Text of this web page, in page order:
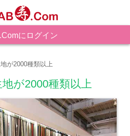
にログイン
が2000種類以上
が2000種類以上